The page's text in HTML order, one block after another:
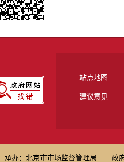
站点地图
建议意见
承办：北京市市场监督管理局 政